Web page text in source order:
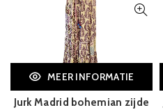
MEER INFORMATIE
Jurk Madrid bohemian zijde